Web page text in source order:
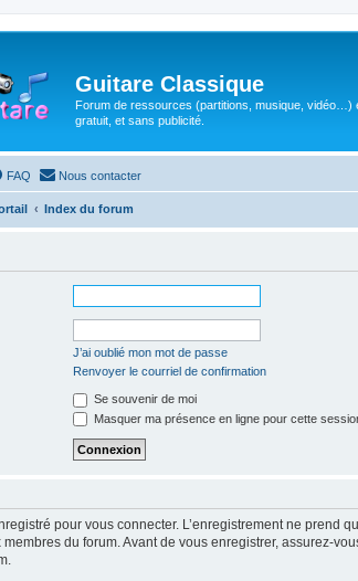
Guitare Classique
Forum de ressources (partitions, musique, vidéo…)
gratuit, et sans publicité.
FAQ Nous contacter
Index du forum
J’ai oublié mon mot de passe
Renvoyer le courriel de confirmation
Se souvenir de moi
Masquer ma présence en ligne pour cette
pour vous connecter. L’enregistrement ne prend
du forum. Avant de vous enregistrer, assurez-